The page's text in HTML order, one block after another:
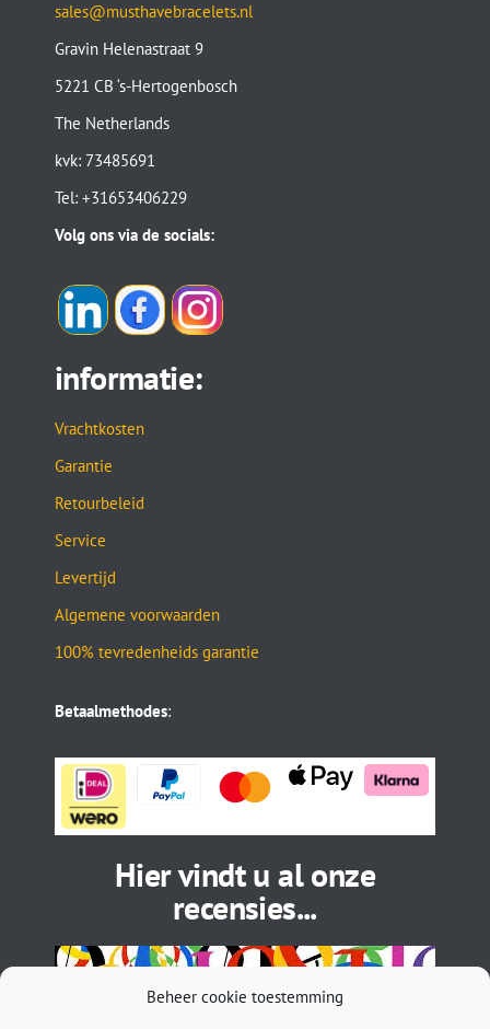
Beheer cookie toestemming
sales@musthavebracelets.nl
Gravin Helenastraat 9
5221 CB ‘s-Hertogenbosch
The Netherlands
kvk: 73485691
Tel: +31653406229
Volg ons via de socials:
informatie:
Vrachtkosten
Garantie
Retourbeleid
Service
Levertijd
Algemene voorwaarden
100% tevredenheids garantie
Betaalmethodes:
Hier vindt u al onze
recensies...